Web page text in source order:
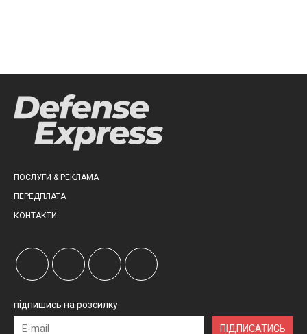
ПОСЛУГИ & РЕКЛАМА
ПЕРЕДПЛАТА
КОНТАКТИ
підпишись на розсилку
ПІДПИСАТИСЬ